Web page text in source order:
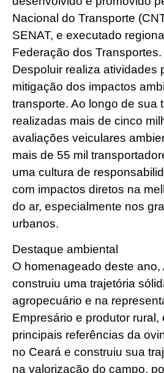
Nacional do Transporte
SENAT, e executado
Federação dos
Despoluir realiza atividades
mitigação dos impactos
transporte. Ao longo de sua
realizadas mais de cinco
avaliações veiculares
mais de 55 mil
uma cultura de
com impactos diretos na
do ar, especialmente nos
urbanos.
Destaque ambiental
O homenageado deste ano,
construiu uma trajetória
agropecuário e na
Empresário e produtor rural,
principais referências da
no Ceará e construiu sua
na valorização do campo,